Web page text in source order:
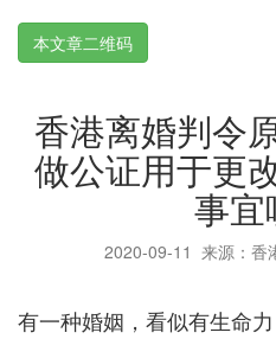
本文章二维码
香港离婚判令
做公证用于更
事宜
2020-09-11 来源：香
有一种婚姻，看似有生命